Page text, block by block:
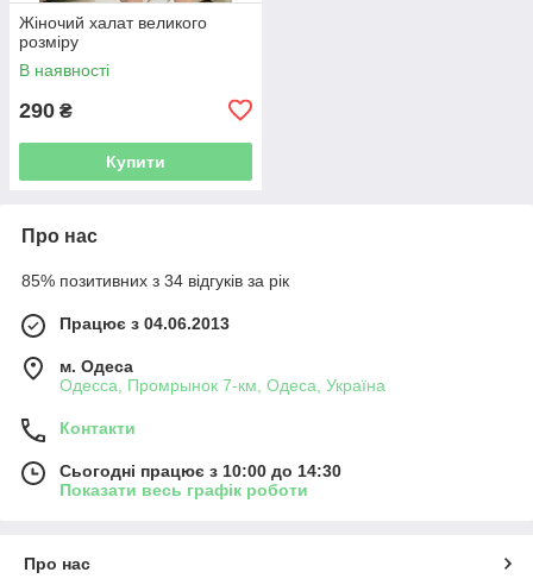
Жіночий халат великого
розміру
В наявності
290 ₴
Купити
Про нас
85% позитивних з 34 відгуків за рік
Працює з 04.06.2013
м. Одеса
Одесса, Промрынок 7-км, Одеса, Україна
Контакти
Сьогодні працює з 10:00 до 14:30
Показати весь графік роботи
Про нас